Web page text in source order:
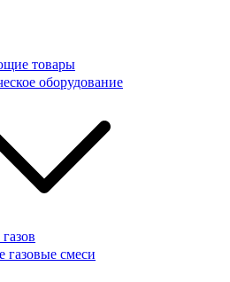
товары
оборудование
газовые смеси